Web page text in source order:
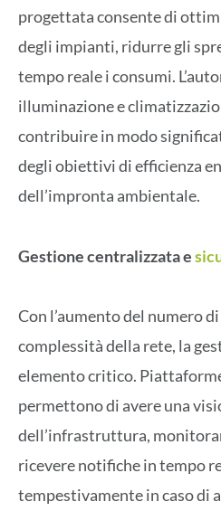
progettata consente di
degli impianti, ridurre gli
tempo reale i consumi.
illuminazione e
contribuire in modo
degli obiettivi di efficienza
dell’impronta ambientale.
Gestione centralizzata e
Con l’aumento del numero
complessità della rete, la
elemento critico.
permettono di avere una
dell’infrastruttura,
ricevere notifiche in tempo
tempestivamente in caso di